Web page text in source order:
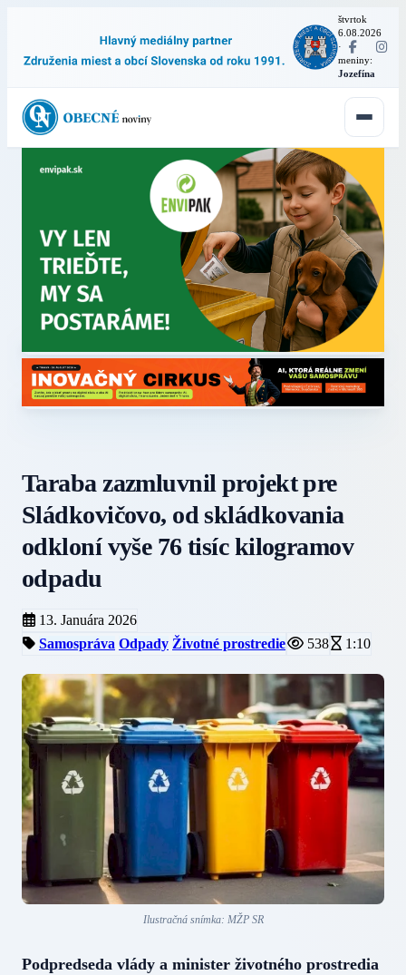
štvrtok
6.08.2026
·
meniny:
Jozefína
Taraba zazmluvnil projekt pre
Sládkovičovo, od skládkovania
odkloní vyše 76 tisíc kilogramov
odpadu
13. Januára 2026
Samospráva Odpady Životné prostredie 538 1:10
Ilustračná snímka: MŽP SR
Podpredseda vlády a minister životného prostredia